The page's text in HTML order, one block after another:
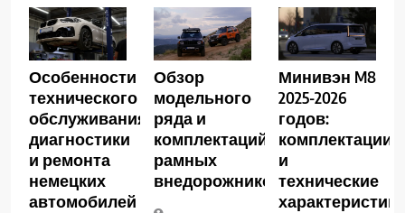
Особенности
технического
обслуживания,
диагностики
и ремонта
немецких
автомобилей
Обзор
модельного
ряда и
комплектаций
рамных
внедорожников
Минивэн M8
2025-2026
годов:
комплектации
и
технические
характеристики